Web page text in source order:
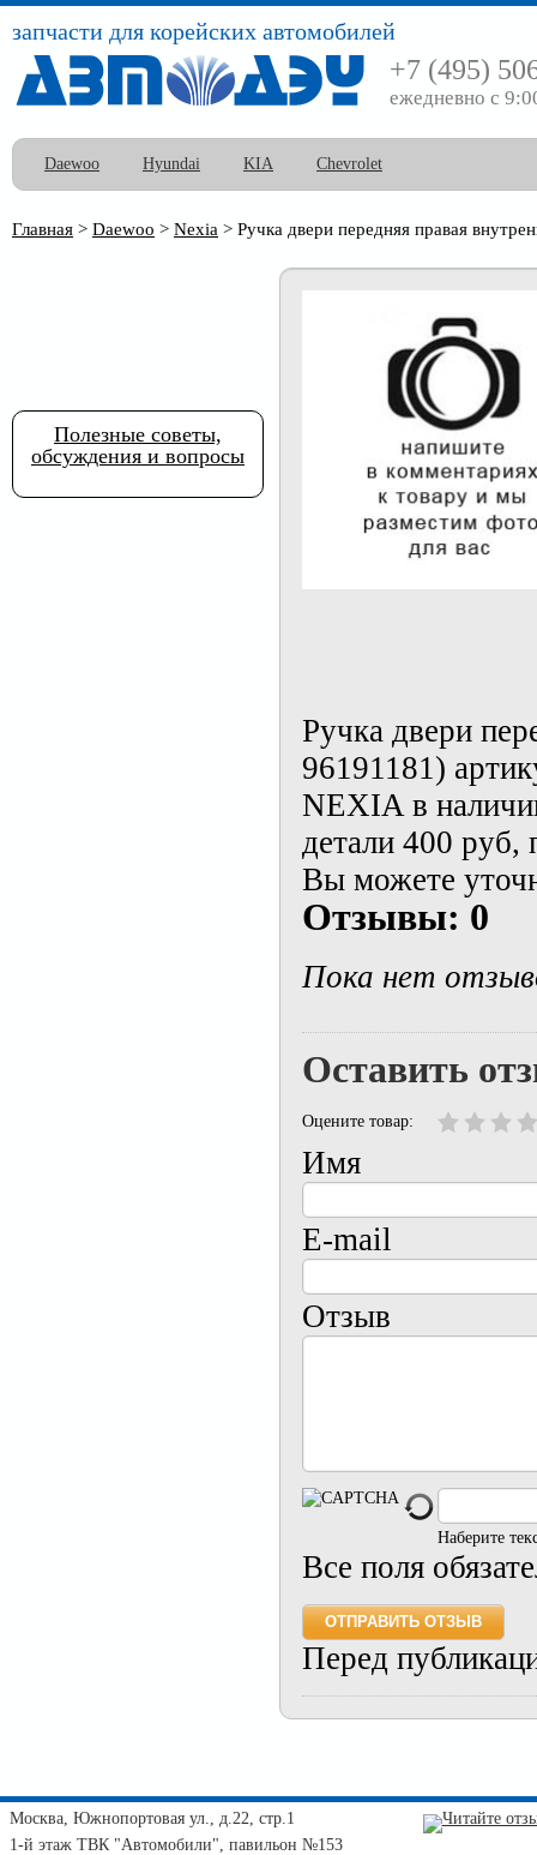
запчасти для корейских автомобилей
+7 (495)
ежедневно с
Daewoo Hyundai KIA Chevrolet
Главная > Daewoo > Nexia > Ручка двери передняя правая
Ручка двери
96191181)
NEXIA в
детали 400
Вы можете
Отзывы: 0
Пока нет
Оставить
Оцените товар:
Имя
E-mail
Отзыв
Наберите
Все поля
Перед
Полезные советы,
обсуждения и вопросы
Москва, Южнопортовая ул., д.22, стр.1
1-й этаж ТВК "Автомобили", павильон №153